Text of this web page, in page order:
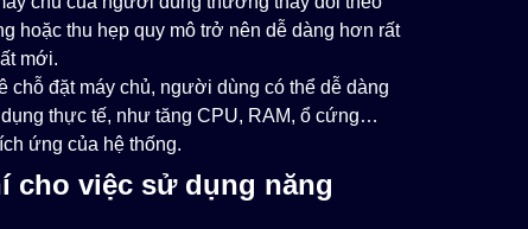
hoặc thu hẹp quy mô trở nên dễ dàng hơn rất
mới.
chỗ đặt máy chủ, người dùng có thể dễ dàng
thực tế, như tăng CPU, RAM, ổ cứng…
ứng của hệ thống.
cho việc sử dụng năng